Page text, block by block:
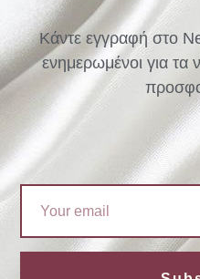
Κάντε εγγραφή στο
ενημερωμένοι για τα